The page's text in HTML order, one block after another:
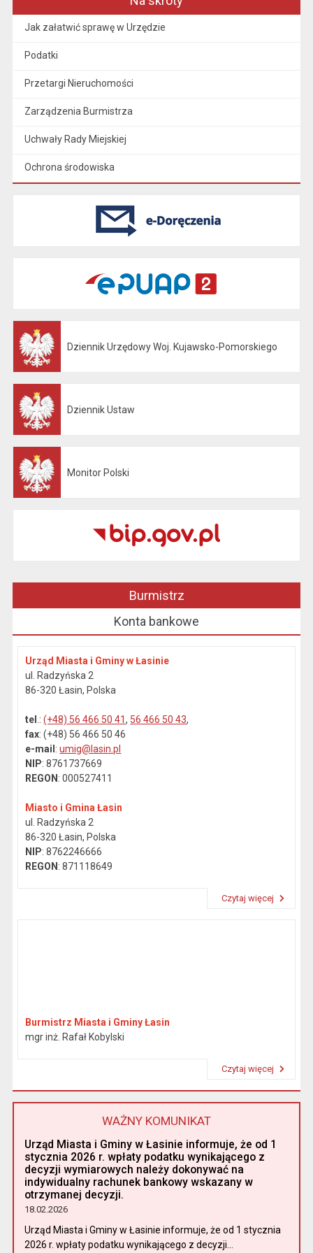
Jak załatwić sprawę w Urzędzie
Podatki
Przetargi Nieruchomości
Zarządzenia Burmistrza
Uchwały Rady Miejskiej
Ochrona środowiska
Dziennik Urzędowy Woj. Kujawsko-Pomorskiego
Dziennik Ustaw
Monitor Polski
Burmistrz
Konta bankowe
Urząd Miasta i Gminy w Łasinie
ul. Radzyńska 2
86-320 Łasin, Polska
tel .:(+48) 56 466 50 41, 56 466 50 43,
fax: (+48) 56 466 50 46
e-mail :umig@lasin.pl
NIP: 8761737669
REGON : 000527411
Miasto i Gmina Łasin
ul. Radzyńska 2
86-320 Łasin, Polska
NIP: 8762246666
REGON : 871118649
Czytaj więcej
Burmistrz Miasta i Gminy Łasin
mgr inż. Rafał Kobylski
Czytaj więcej
WAŻNY KOMUNIKAT
Urząd Miasta i Gminy w Łasinie informuje, że od 1
stycznia 2026 r. wpłaty podatku wynikającego z
decyzji wymiarowych należy dokonywać na
indywidualny rachunek bankowy wskazany w
otrzymanej decyzji.
18.02.2026
Urząd Miasta i Gminy w Łasinie informuje, że od 1 stycznia
2026 r. wpłaty podatku wynikającego z decyzji...